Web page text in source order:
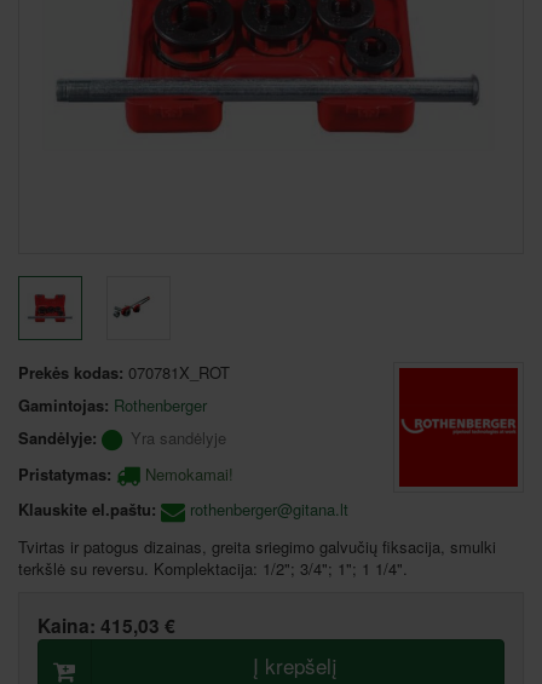
Prekės kodas: 070781X_ROT
Gamintojas: Rothenberger
Sandėlyje:
Yra sandėlyje
Pristatymas:
Nemokamai!
Klauskite el.paštu:
rothenberger@gitana.lt
Tvirtas ir patogus dizainas, greita sriegimo galvučių fiksacija, smulki
terkšlė su reversu. Komplektacija: 1/2"; 3/4"; 1"; 1 1/4".
Kaina: 415,03 €
Į krepšelį